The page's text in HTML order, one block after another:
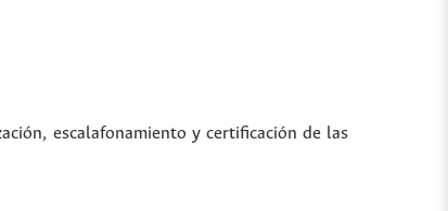
escalafonamiento y certificación de las